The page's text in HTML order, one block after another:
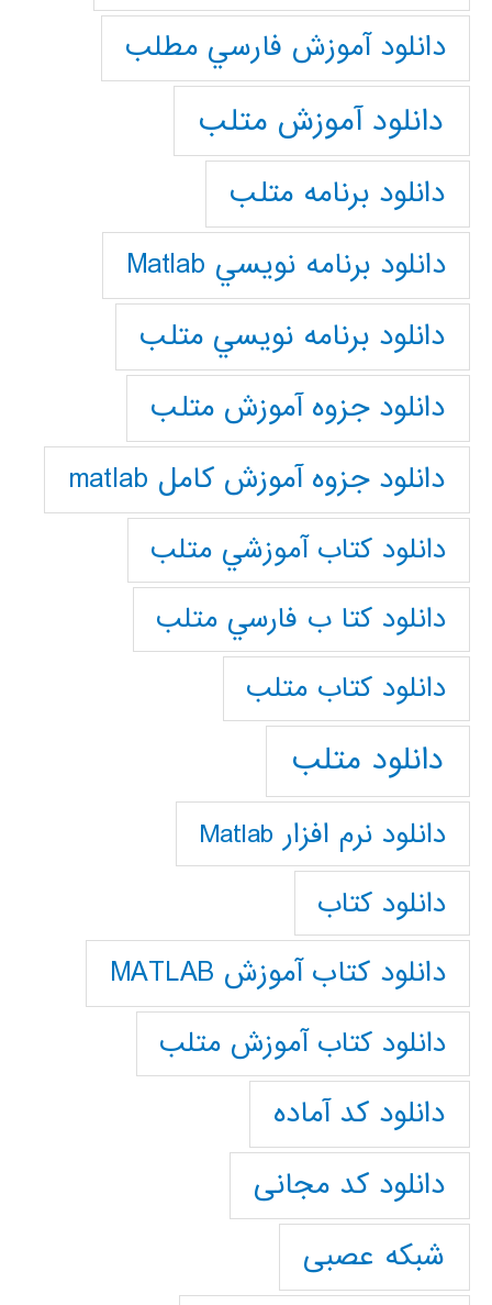
دانلود آموزش فارسي مطلب
دانلود آموزش متلب
دانلود برنامه متلب
دانلود برنامه نويسي Matlab
دانلود برنامه نويسي متلب
دانلود جزوه آموزش متلب
دانلود جزوه آموزش کامل matlab
دانلود كتاب آموزشي متلب
دانلود كتا ب فارسي متلب
دانلود كتاب متلب
دانلود متلب
دانلود نرم افزار Matlab
دانلود کتاب
دانلود کتاب آموزش MATLAB
دانلود کتاب آموزش متلب
دانلود کد آماده
دانلود کد مجانی
شبکه عصبی